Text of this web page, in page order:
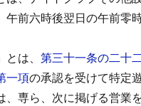
前六時後翌日の午前
は、 第三十一条の二十
一項の承認を受けて特定
専ら、次に掲げる営